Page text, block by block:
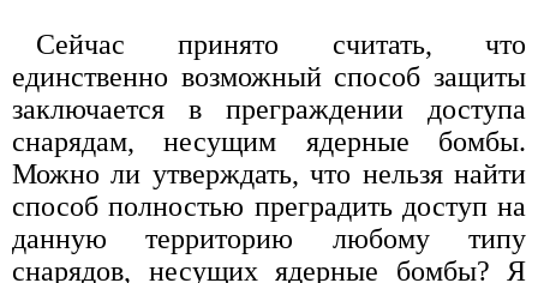
Сейчас принято считать, что
единственно возможный способ защиты
заключается в преграждении доступа
снарядам, несущим ядерные бомбы.
Можно ли утверждать, что нельзя найти
способ полностью преградить доступ на
данную территорию любому типу
снарядов, несущих ядерные бомбы? Я